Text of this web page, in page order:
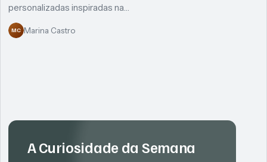
personalizadas inspiradas na…
MC Marina Castro
A Curiosidade da Semana